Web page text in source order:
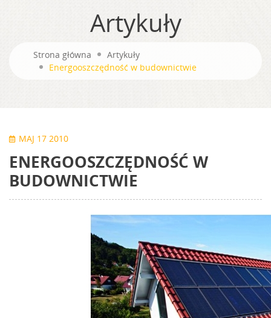
Artykuły
Strona główna
Artykuły
Energooszczędność w budownictwie
MAJ 17 2010
ENERGOOSZCZĘDNOŚĆ W
BUDOWNICTWIE